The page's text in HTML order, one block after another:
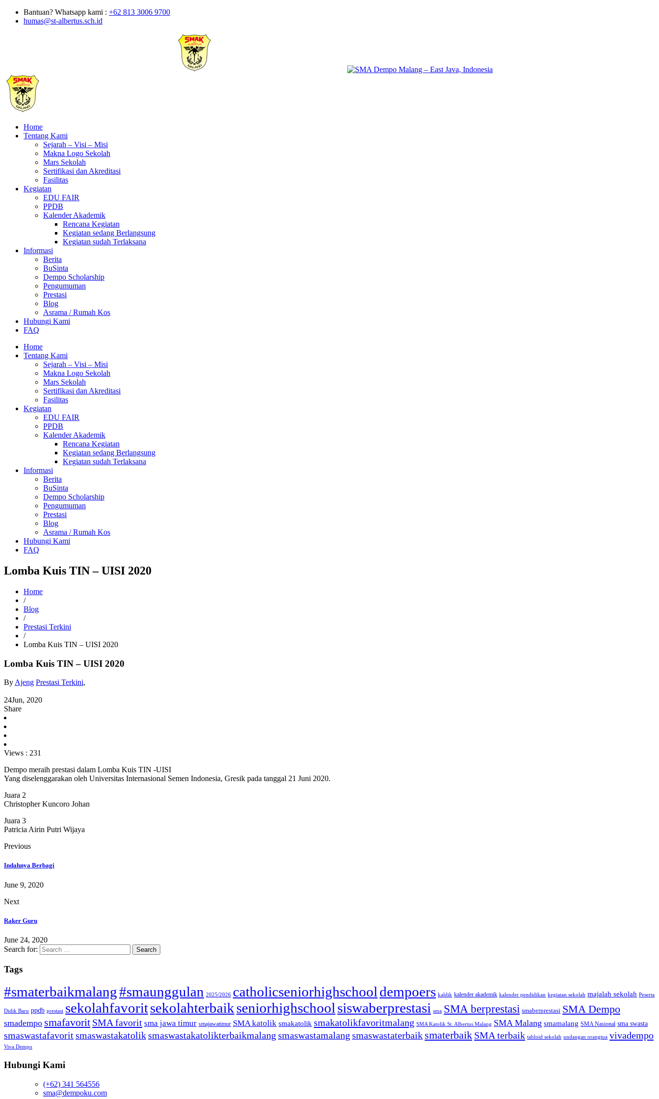
Bantuan? Whatsapp kami : +62 813 3006 9700
humas@st-albertus.sch.id
Home
Tentang Kami
Sejarah – Visi – Misi
Makna Logo Sekolah
Mars Sekolah
Sertifikasi dan Akreditasi
Fasilitas
Kegiatan
EDU FAIR
PPDB
Kalender Akademik
Rencana Kegiatan
Kegiatan sedang Berlangsung
Kegiatan sudah Terlaksana
Informasi
Berita
BuSinta
Dempo Scholarship
Pengumuman
Prestasi
Blog
Asrama / Rumah Kos
Hubungi Kami
FAQ
Home
Tentang Kami
Sejarah – Visi – Misi
Makna Logo Sekolah
Mars Sekolah
Sertifikasi dan Akreditasi
Fasilitas
Kegiatan
EDU FAIR
PPDB
Kalender Akademik
Rencana Kegiatan
Kegiatan sedang Berlangsung
Kegiatan sudah Terlaksana
Informasi
Berita
BuSinta
Dempo Scholarship
Pengumuman
Prestasi
Blog
Asrama / Rumah Kos
Hubungi Kami
FAQ
Lomba Kuis TIN – UISI 2020
Home
/
Blog
/
Prestasi Terkini
/
Lomba Kuis TIN – UISI 2020
Lomba Kuis TIN – UISI 2020
By Ajeng Prestasi Terkini,
24Jun, 2020
Share
Views : 231
Dempo meraih prestasi dalam Lomba Kuis TIN -UISI
Yang diselenggarakan oleh Universitas Internasional Semen Indonesia, Gresik pada tanggal 21 Juni 2020.
Juara 2
Christopher Kuncoro Johan
Juara 3
Patricia Airin Putri Wijaya
Previous
Indahnya Berbagi
June 9, 2020
Next
Raker Guru
June 24, 2020
Search for:
Tags
#smaterbaikmalang#smaunggulan 2025/2026 catholicseniorhighschool dempoers kaldik kalender akademik kalender pendidikan kegiatan sekolah majalah sekolah Peserta
Didik Baru ppdb prestasi sekolahfavoritsekolahterbaikseniorhighschool siswaberprestasi sma SMA berprestasi smaberprestasi SMA Dempo
smadempo smafavorit SMA favorit sma jawa timur smajawatimur SMA katolik smakatolik smakatolikfavoritmalang SMA Katolik St. Albertus Malang SMA Malang smamalang SMA Nasional sma swasta
smaswastafavoritsmaswastakatoliksmaswastakatolikterbaikmalang smaswastamalang smaswastaterbaik smaterbaik SMA terbaik tabloid sekolah undangan orangtua vivadempo
Viva Dempo
Hubungi Kami
(+62) 341 564556
sma@dempoku.com